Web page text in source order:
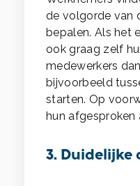
de volgorde van
bepalen. Als het
ook graag zelf
medewerkers
bijvoorbeeld
starten. Op
hun afgesproken
3. Duidelijke